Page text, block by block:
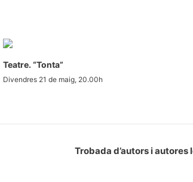
Teatre. “Tonta”
Divendres 21 de maig, 20.00h
Trobada d’autors i autores